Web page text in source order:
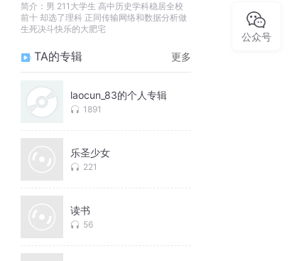
简介： 男 211大学生 高中历史学科稳居全校
前十 却选了理科 正同传输网络和数据分析做
生死决斗快乐的大肥宅
TA的专辑 更多
laocun_83的个人专辑
1891
乐圣少女
221
读书
56
公众号